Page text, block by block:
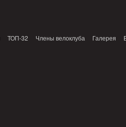
ТОП-32 Члены велоклуба Галерея